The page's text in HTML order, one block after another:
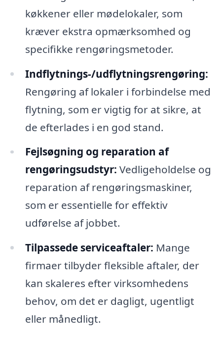
køkkener eller mødelokaler, som
kræver ekstra opmærksomhed og
specifikke rengøringsmetoder.
Indflytnings-/udflytningsrengøring:
Rengøring af lokaler i forbindelse med
flytning, som er vigtig for at sikre, at
de efterlades i en god stand.
Fejlsøgning og reparation af
rengøringsudstyr: Vedligeholdelse og
reparation af rengøringsmaskiner,
som er essentielle for effektiv
udførelse af jobbet.
Tilpassede serviceaftaler: Mange
firmaer tilbyder fleksible aftaler, der
kan skaleres efter virksomhedens
behov, om det er dagligt, ugentligt
eller månedligt.